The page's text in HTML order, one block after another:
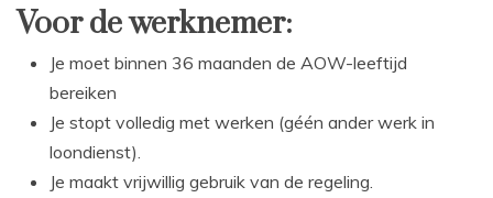
Voor de werknemer:
Je moet binnen 36 maanden de AOW-leeftijd
bereiken
Je stopt volledig met werken (géén ander werk in
loondienst).
Je maakt vrijwillig gebruik van de regeling.